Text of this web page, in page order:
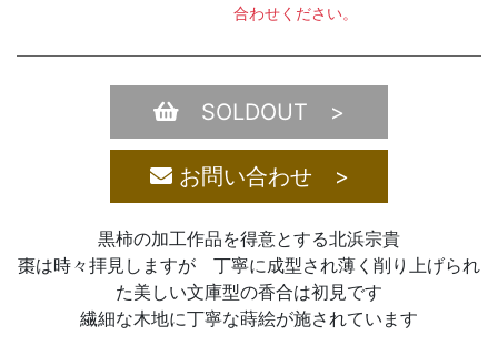
合わせください。
SOLDOUT >
お問い合わせ >
黒柿の加工作品を得意とする北浜宗貴
棗は時々拝見しますが 丁寧に成型され薄く削り上げられ
た美しい文庫型の香合は初見です
繊細な木地に丁寧な蒔絵が施されています